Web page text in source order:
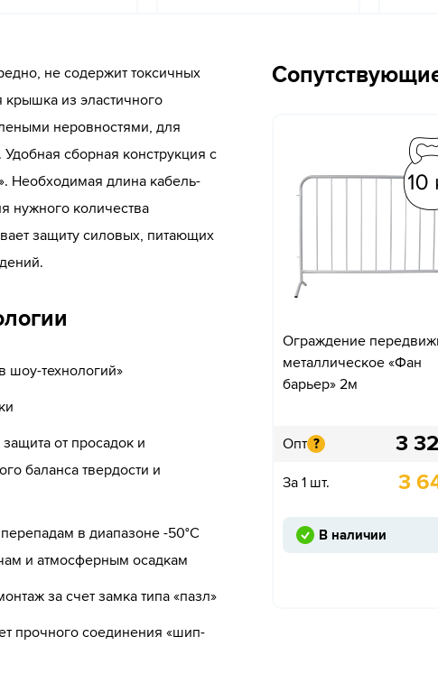
не содержит токсичных
из эластичного
неровностями, для
сборная конструкция с
Необходимая длина кабель-
нужного количества
защиту силовых, питающих
шоу-технологий»
от просадок и
баланса твердости и
в диапазоне -50°C
и атмосферным осадкам
за счет замка типа «пазл»
прочного соединения «шип-
Ограждение
металлическое «Фан
барьер» 2м
Опт ? 3
За 1 шт. 3
В наличии